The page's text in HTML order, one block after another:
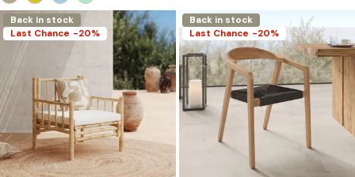
Back in stock
Last Chance -20%
Back in stock
Last Chance -20%